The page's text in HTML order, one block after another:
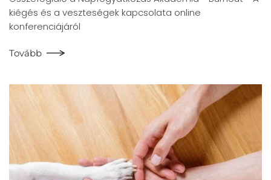
kiégés és a veszteségek kapcsolata online
konferenciájáról
Tovább